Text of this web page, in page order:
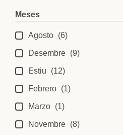
Meses
Agosto (6)
Desembre (9)
Estiu (12)
Febrero (1)
Marzo (1)
Novembre (8)